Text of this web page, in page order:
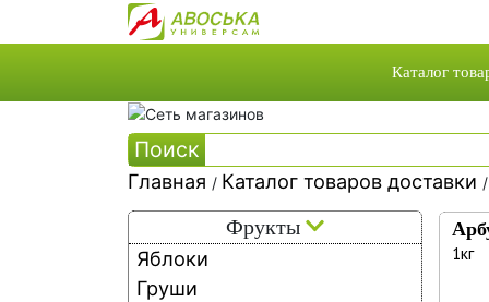
Каталог
Собственная
Собственное
Поиск
Главная / Каталог товаров доставки /
Фрукты
Яблоки
Груши
1кг